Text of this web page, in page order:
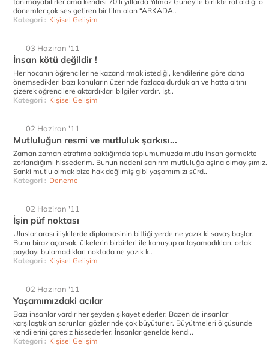
dönemler çok ses getiren bir film olan “ARKADA..
Kategori : Kişisel Gelişim
03 Haziran '11
İnsan kötü değildir !
Her hocanın öğrencilerine kazandırmak istediği, kendilerine göre daha
önemsedikleri bazı konuların üzerinde fazlaca durdukları ve hatta altını
çizerek öğrencilere aktardıkları bilgiler vardır. İşt..
Kategori : Kişisel Gelişim
02 Haziran '11
Mutluluğun resmi ve mutluluk şarkısı...
Zaman zaman etrafıma baktığımda toplumumuzda mutlu insan görmekte
zorlandığımı hissederim. Bunun nedeni sanırım mutluluğa aşina olmayışımız.
Sanki mutlu olmak bize hak değilmiş gibi yaşamımızı sürd..
Kategori : Deneme
02 Haziran '11
İşin püf noktası
Uluslar arası ilişkilerde diplomasinin bittiği yerde ne yazık ki savaş başlar.
Bunu biraz açarsak, ülkelerin birbirleri ile konuşup anlaşamadıkları, ortak
paydayı bulamadıkları noktada ne yazık k..
Kategori : Kişisel Gelişim
02 Haziran '11
Yaşamımızdaki acılar
Bazı insanlar vardır her şeyden şikayet ederler. Bazen de insanlar
karşılaştıkları sorunları gözlerinde çok büyütürler. Büyütmeleri ölçüsünde
kendilerini çaresiz hissederler. İnsanlar genelde kendi..
Kategori : Kişisel Gelişim